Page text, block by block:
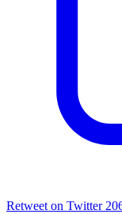
Retweet on Twitter